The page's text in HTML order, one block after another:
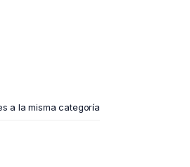
a la misma categoría